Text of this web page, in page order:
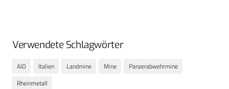
Verwendete Schlagwörter
AID Italien Landmine Mine
Panzerabwehrmine
Rheinmetall